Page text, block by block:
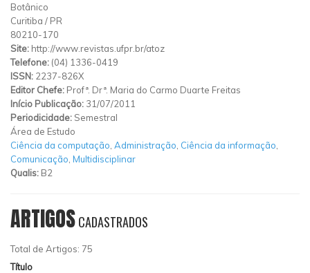
Botânico
Curitiba / PR
80210-170
Site: http://www.revistas.ufpr.br/atoz
Telefone: (04) 1336-0419
ISSN: 2237-826X
Editor Chefe: Profª. Drª. Maria do Carmo Duarte Freitas
Início Publicação: 31/07/2011
Periodicidade: Semestral
Área de Estudo
Ciência da computação Administração Ciência da informação
Comunicação Multidisciplinar
Qualis: B2
ARTIGOSCADASTRADOS
Total de Artigos: 75
Título